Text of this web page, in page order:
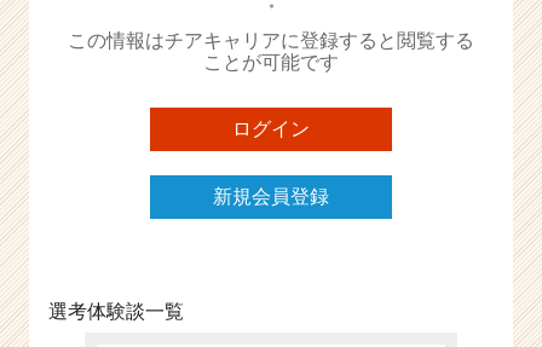
ら
ス
ト
が
届
く
・
この情報はチアキャリアに登録すると閲覧する
ことが可能です
ログイン
新規会員登録
選考体験談一覧